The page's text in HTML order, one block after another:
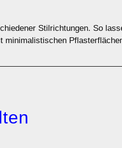
Stilrichtungen. So